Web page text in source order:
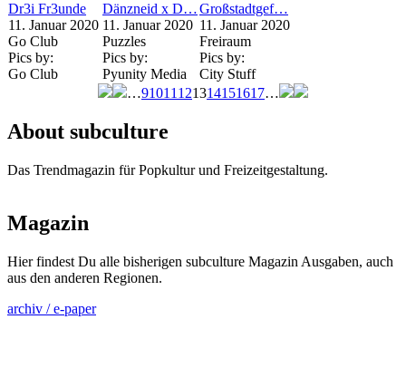
Dr3i Fr3unde
11. Januar 2020
Go Club
Pics by:
Go Club
Dänzneid x D…
11. Januar 2020
Puzzles
Pics by:
Pyunity Media
Großstadtgef…
11. Januar 2020
Freiraum
Pics by:
City Stuff
…91011 121314151617…
About subculture
Das Trendmagazin für Popkultur und Freizeitgestaltung.
Magazin
Hier findest Du alle bisherigen subculture Magazin Ausgaben, auch
aus den anderen Regionen.
archiv / e-paper